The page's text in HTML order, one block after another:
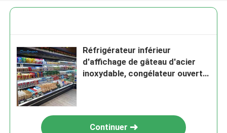
Réfrigérateur inférieur
d'affichage de gâteau d'acier
inoxydable, congélateur ouvert
Continuer